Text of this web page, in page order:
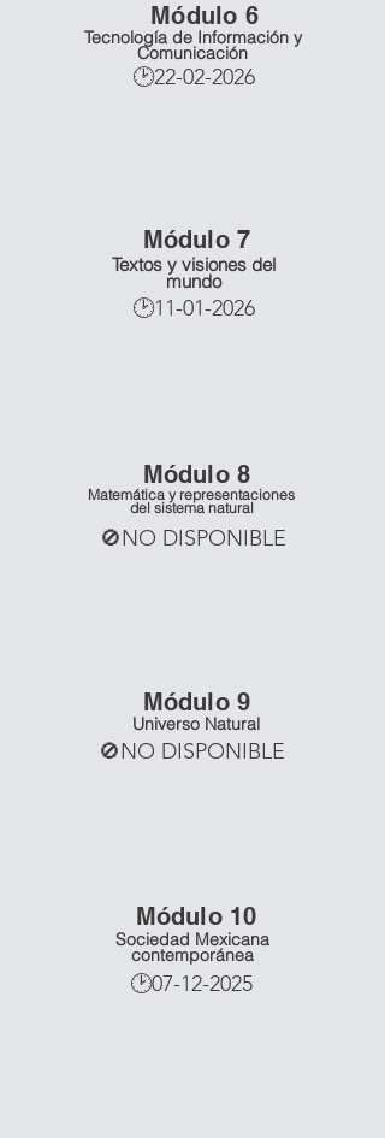
Tecnología de Información y
Comunicación
Módulo 6
🕑22-02-2026
Módulo 7
Textos y visiones del
mundo
🕑11-01-2026
Matemática y representaciones
del sistema natural
Módulo 8
🚫NO DISPONIBLE
Módulo 9
Universo Natural
🚫NO DISPONIBLE
Sociedad Mexicana
contemporánea
🕑07-12-2025
Módulo 10